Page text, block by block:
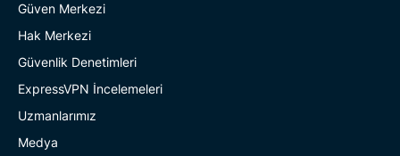
Güven Merkezi
Hak Merkezi
Güvenlik Denetimleri
ExpressVPN İncelemeleri
Uzmanlarımız
Medya